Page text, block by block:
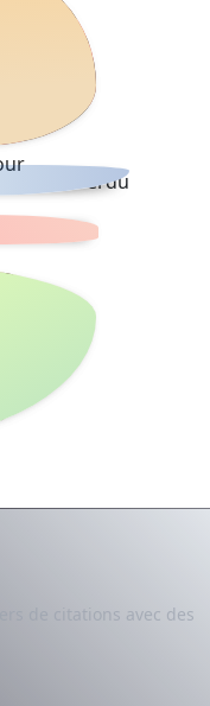
de citations avec des